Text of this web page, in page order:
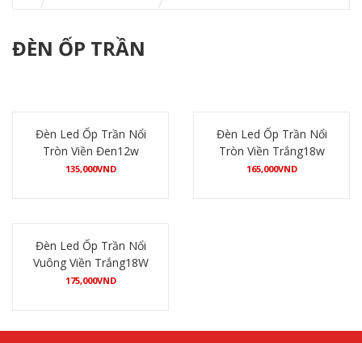
ĐÈN ỐP TRẦN
Đèn Led Ốp Trần Nổi
Tròn Viền Đen12w
135,000VND
Đèn Led Ốp Trần Nổi
Tròn Viền Trắng18w
165,000VND
Đèn Led Ốp Trần Nổi
Vuông Viền Trắng18W
175,000VND